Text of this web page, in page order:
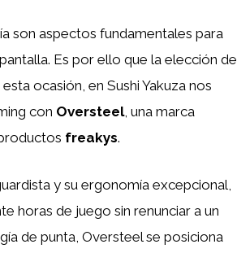
son aspectos fundamentales para
Es por ello que la elección de
ocasión, en Sushi Yakuza nos
con Oversteel, una marca
freakys.
y su ergonomía excepcional,
horas de juego sin renunciar a un
de punta, Oversteel se posiciona